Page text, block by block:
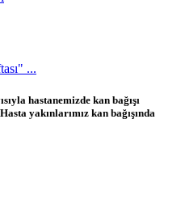
...
hastanemizde kan bağışı
yakınlarımız kan bağışında